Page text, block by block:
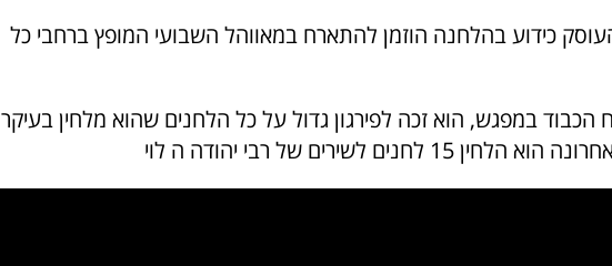
כידוע בהלחנה הוזמן להתארח במאווהל השבועי המופץ ברחבי כל
במפגש, הוא זכה לפירגון גדול על כל הלחנים שהוא מלחין בעיקר
15 לחנים לשירים של רבי יהודה ה לוי